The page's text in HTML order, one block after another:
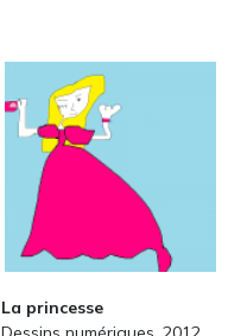
La princesse